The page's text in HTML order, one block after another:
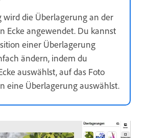
wird die Überlagerung an der
Ecke angewendet. Du kannst
einer Überlagerung
ändern, indem du
auswählst, auf das Foto
eine Überlagerung auswählst.